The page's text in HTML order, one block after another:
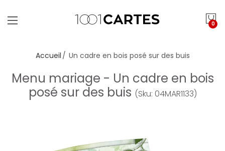
0
Accueil Un cadre en bois posé sur des buis
Menu mariage - Un cadre en bois
posé sur des buis (Sku: 04MAR1133)